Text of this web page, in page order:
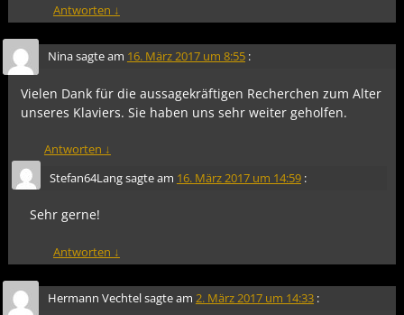
Antworten ↓
Ninasagte am 16. März 2017 um 8:55 :
Vielen Dank für die aussagekräftigen Recherchen zum Alter
unseres Klaviers. Sie haben uns sehr weiter geholfen.
Antworten ↓
Stefan64Langsagte am 16. März 2017 um 14:59 :
Sehr gerne!
Antworten ↓
Hermann Vechtelsagte am 2. März 2017 um 14:33 :